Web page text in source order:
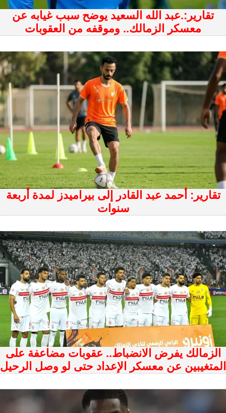
تقارير:.عبد الله السعيد يوضح سبب غيابه عن
معسكر الزمالك.. وموقفه من العقوبات
تقارير: أحمد عبد القادر إلى بيراميدز لمدة أربعة
سنوات
الزمالك يفرض الانضباط.. عقوبات مضاعفة على
المتغيبين عن معسكر الإعداد حتى لو وصل الرحيل